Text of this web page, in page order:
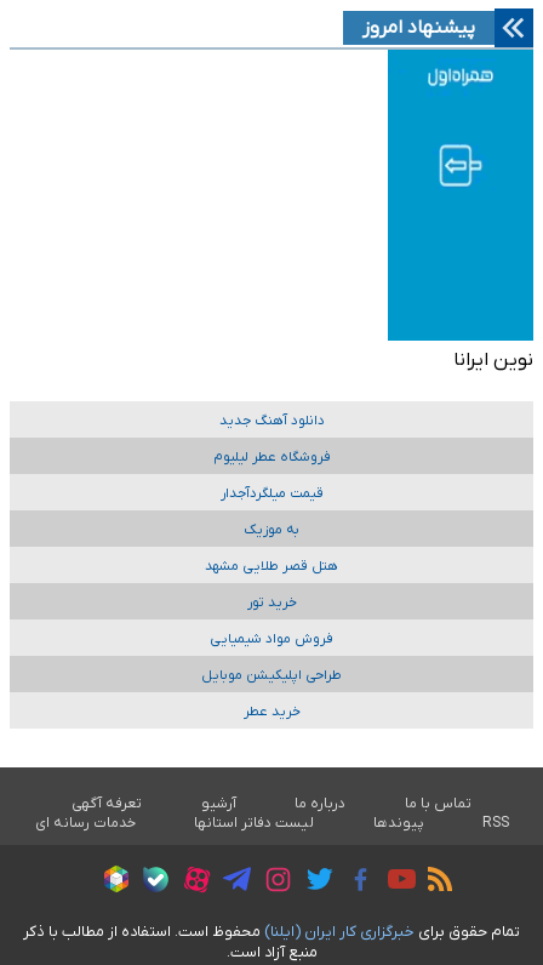
پیشنهاد امروز
نوین ایرانا
دانلود آهنگ جدید
فروشگاه عطر لیلیوم
قیمت میلگردآجدار
به موزیک
هتل قصر طلایی مشهد
خرید تور
فروش مواد شیمیایی
طراحی اپلیکیشن موبایل
خرید عطر
تماس با ما درباره ما آرشیو
تعرفه آگهی
RSS
پیوندها لیست دفاتر استانها خدمات رسانه ای
تمام حقوق برای خبرگزاری کار ايران (ايلنا) محفوظ است. استفاده از مطالب با ذکر
منبع آزاد است.